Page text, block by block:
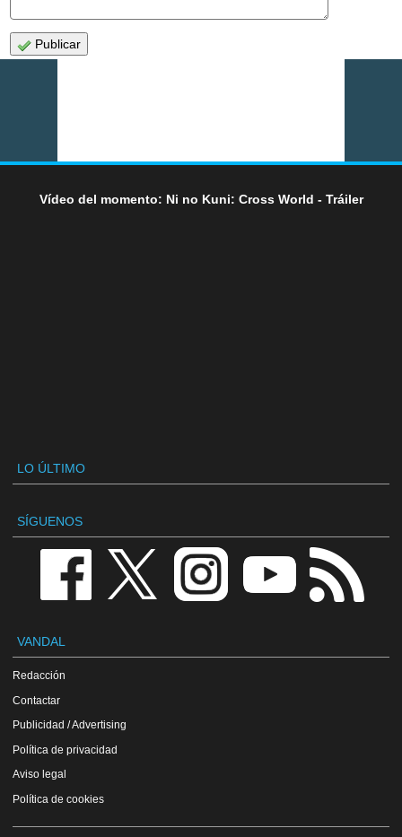
Publicar
Vídeo del momento: Ni no Kuni: Cross World - Tráiler
LO ÚLTIMO
SÍGUENOS
VANDAL
Redacción
Contactar
Publicidad / Advertising
Política de privacidad
Aviso legal
Política de cookies